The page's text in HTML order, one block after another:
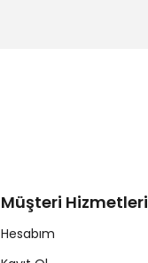
Müşteri Hizmetleri
Hesabım